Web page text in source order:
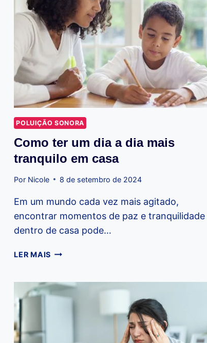
POLUIÇÃO SONORA
Como ter um dia a dia mais
tranquilo em casa
Por Nicole 8 de setembro de 2024
Em um mundo cada vez mais agitado,
encontrar momentos de paz e tranquilidade
dentro de casa pode…
LER MAIS COMO
DIA